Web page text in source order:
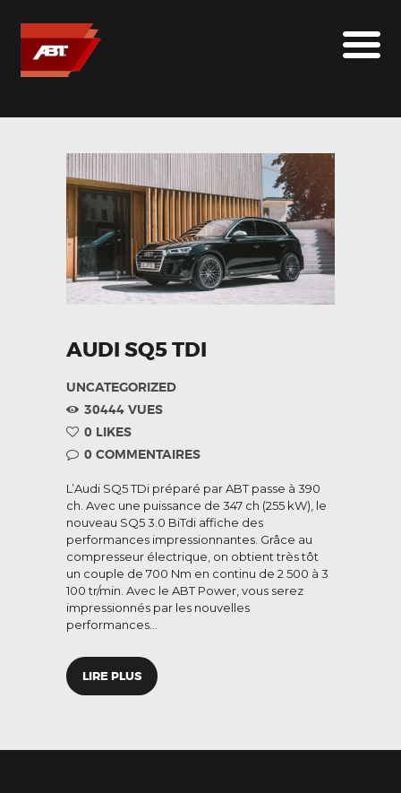
ABT SPORTSLINE FRANCE
MARQUES
LE SUR-MESURE
ABT
CONTACT
AUDI SQ5 TDI
UNCATEGORIZED
30444 VUES
0 LIKES
0 COMMENTAIRES
L’Audi SQ5 TDi préparé par ABT passe à 390
ch. Avec une puissance de 347 ch (255 kW), le
nouveau SQ5 3.0 BiTdi affiche des
performances impressionnantes. Grâce au
compresseur électrique, on obtient très tôt
un couple de 700 Nm en continu de 2 500 à 3
100 tr/min. Avec le ABT Power, vous serez
impressionnés par les nouvelles
performances…
LIRE PLUS